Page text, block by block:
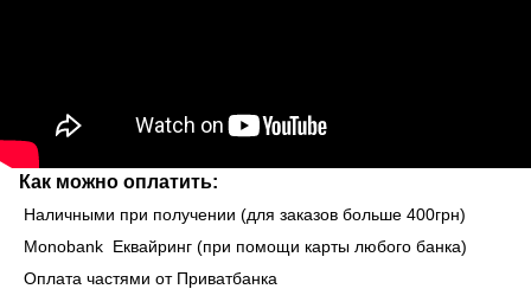
Как можно оплатить:
Наличными при получении (для заказов больше 400грн)
Monobank Еквайринг (при помощи карты любого банка)
Оплата частями от Приватбанка